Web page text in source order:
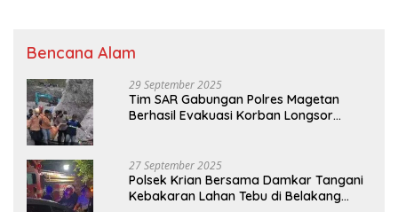
Bencana Alam
29 September 2025
Tim SAR Gabungan Polres Magetan
Berhasil Evakuasi Korban Longsor
27 September 2025
Polsek Krian Bersama Damkar Tangani
Kebakaran Lahan Tebu di Belakang